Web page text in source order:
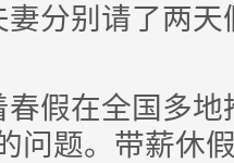
妻分别请了两
在全国多地
问题。带薪休